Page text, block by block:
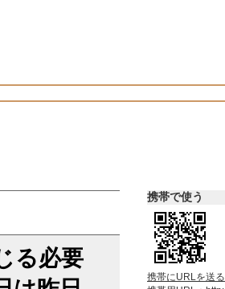
る必要
携帯で使う
携帯にURLを送る